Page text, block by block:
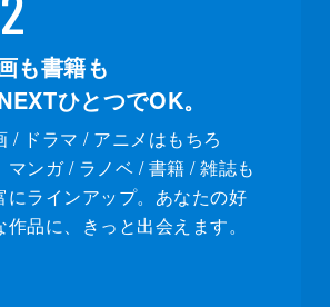
も書籍も
ひとつでOK。
/ ドラマ / アニメはもちろ
マンガ / ラノベ / 書籍 / 雑誌も
にラインアップ。あなたの好
作品に、きっと出会えます。